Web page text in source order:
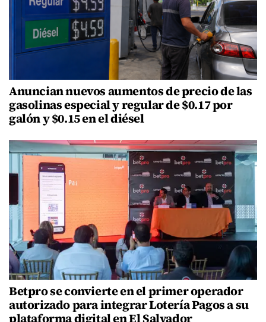
Anuncian nuevos aumentos de precio de las
gasolinas especial y regular de $0.17 por
galón y $0.15 en el diésel
Betpro se convierte en el primer operador
autorizado para integrar Lotería Pagos a su
plataforma digital en El Salvador